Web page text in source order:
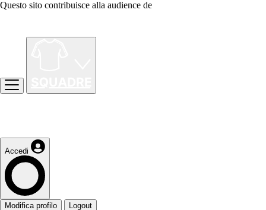
Questo sito contribuisce alla audience de
Accedi
Modifica profilo Logout